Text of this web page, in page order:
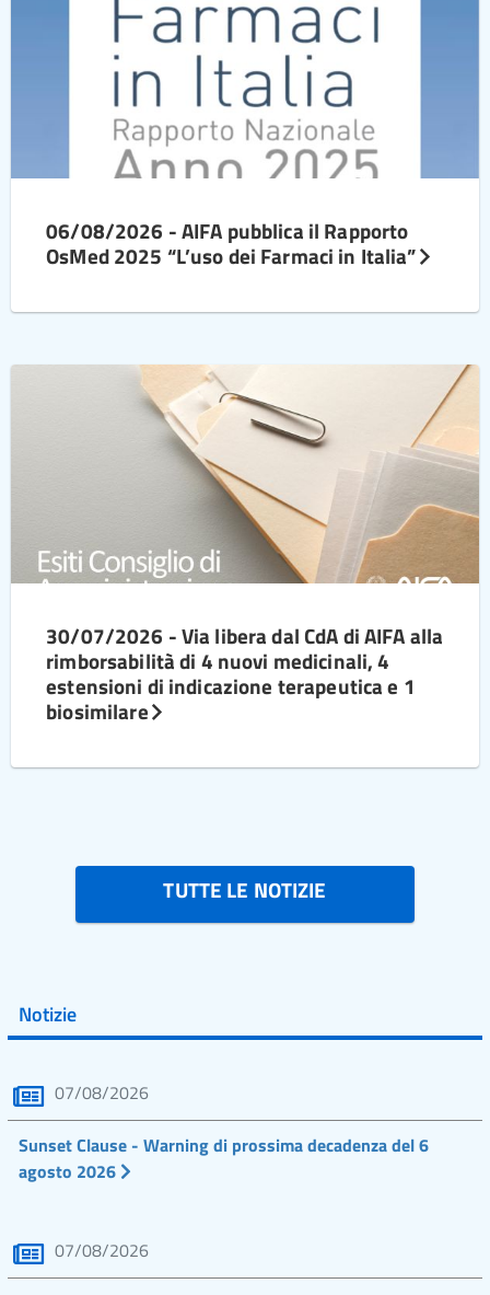
06/08/2026 - AIFA pubblica il Rapporto
OsMed 2025 “L’uso dei Farmaci in Italia”
30/07/2026 - Via libera dal CdA di AIFA alla
rimborsabilità di 4 nuovi medicinali, 4
estensioni di indicazione terapeutica e 1
biosimilare
TUTTE LE NOTIZIE
Notizie
07/08/2026
Sunset Clause - Warning di prossima decadenza del 6
agosto 2026
07/08/2026